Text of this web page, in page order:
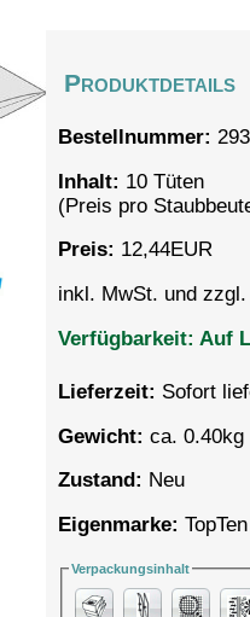
Produktdetails
Bestellnummer:
Inhalt: 10 Tüten
(Preis pro
Preis: 12,44EUR
inkl. MwSt. und
Verfügbarkeit: Auf
Lieferzeit: Sofort
Gewicht: ca. 0.40kg
Zustand: Neu
Eigenmarke: TopTen
Verpackungsinhalt